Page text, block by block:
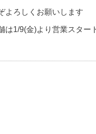
よろしくお願いします
は1/9(金)より営業スター